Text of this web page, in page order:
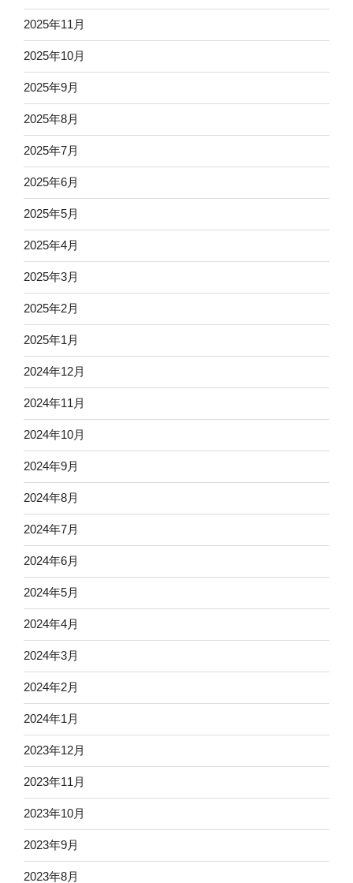
2025年11月
2025年10月
2025年9月
2025年8月
2025年7月
2025年6月
2025年5月
2025年4月
2025年3月
2025年2月
2025年1月
2024年12月
2024年11月
2024年10月
2024年9月
2024年8月
2024年7月
2024年6月
2024年5月
2024年4月
2024年3月
2024年2月
2024年1月
2023年12月
2023年11月
2023年10月
2023年9月
2023年8月